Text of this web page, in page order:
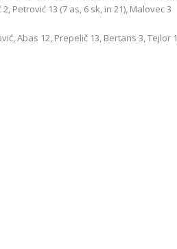
Petrović 13 (7 as, 6 sk, in 21), Malovec 3
Abas 12, Prepelič 13, Bertans 3, Tejlor